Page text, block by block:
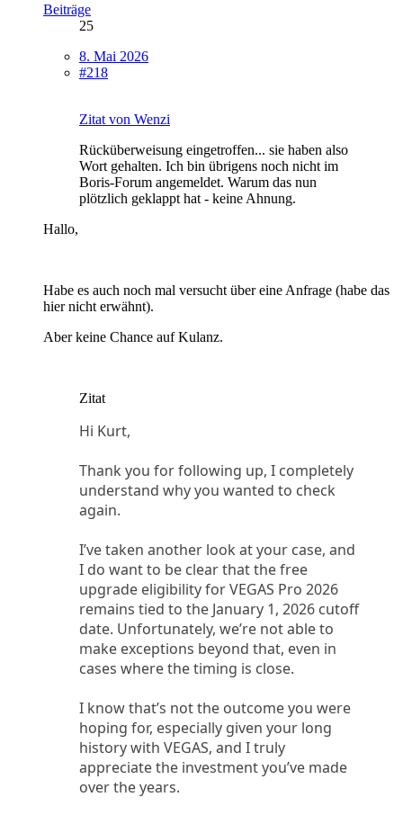
Beiträge
25
8. Mai 2026
#218
Zitat von Wenzi
Rücküberweisung eingetroffen... sie haben also
Wort gehalten. Ich bin übrigens noch nicht im
Boris-Forum angemeldet. Warum das nun
plötzlich geklappt hat - keine Ahnung.
Hallo,
Habe es auch noch mal versucht über eine Anfrage (habe das
hier nicht erwähnt).
Aber keine Chance auf Kulanz.
Zitat
Hi Kurt,
Thank you for following up, I completely
understand why you wanted to check
again.
I’ve taken another look at your case, and
I do want to be clear that the free
upgrade eligibility for VEGAS Pro 2026
remains tied to the January 1, 2026 cutoff
date. Unfortunately, we’re not able to
make exceptions beyond that, even in
cases where the timing is close.
I know that’s not the outcome you were
hoping for, especially given your long
history with VEGAS, and I truly
appreciate the investment you’ve made
over the years.